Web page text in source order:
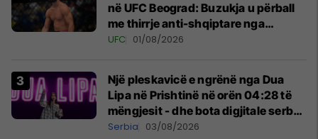
në UFC Beograd: Buzukja u përball
me thirrje anti-shqiptare nga
tribunat
UFC 01/08/2026
Një pleskavicë e ngrënë nga Dua
Lipa në Prishtinë në orën 04:28 të
mëngjesit - dhe bota digjitale serbe
shpall gjendjen e luftës
Serbia 03/08/2026